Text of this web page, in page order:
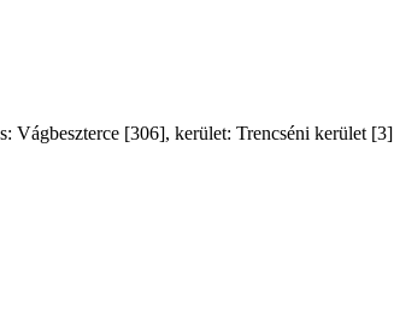
Vágbeszterce [306], kerület: Trencséni kerület [3]